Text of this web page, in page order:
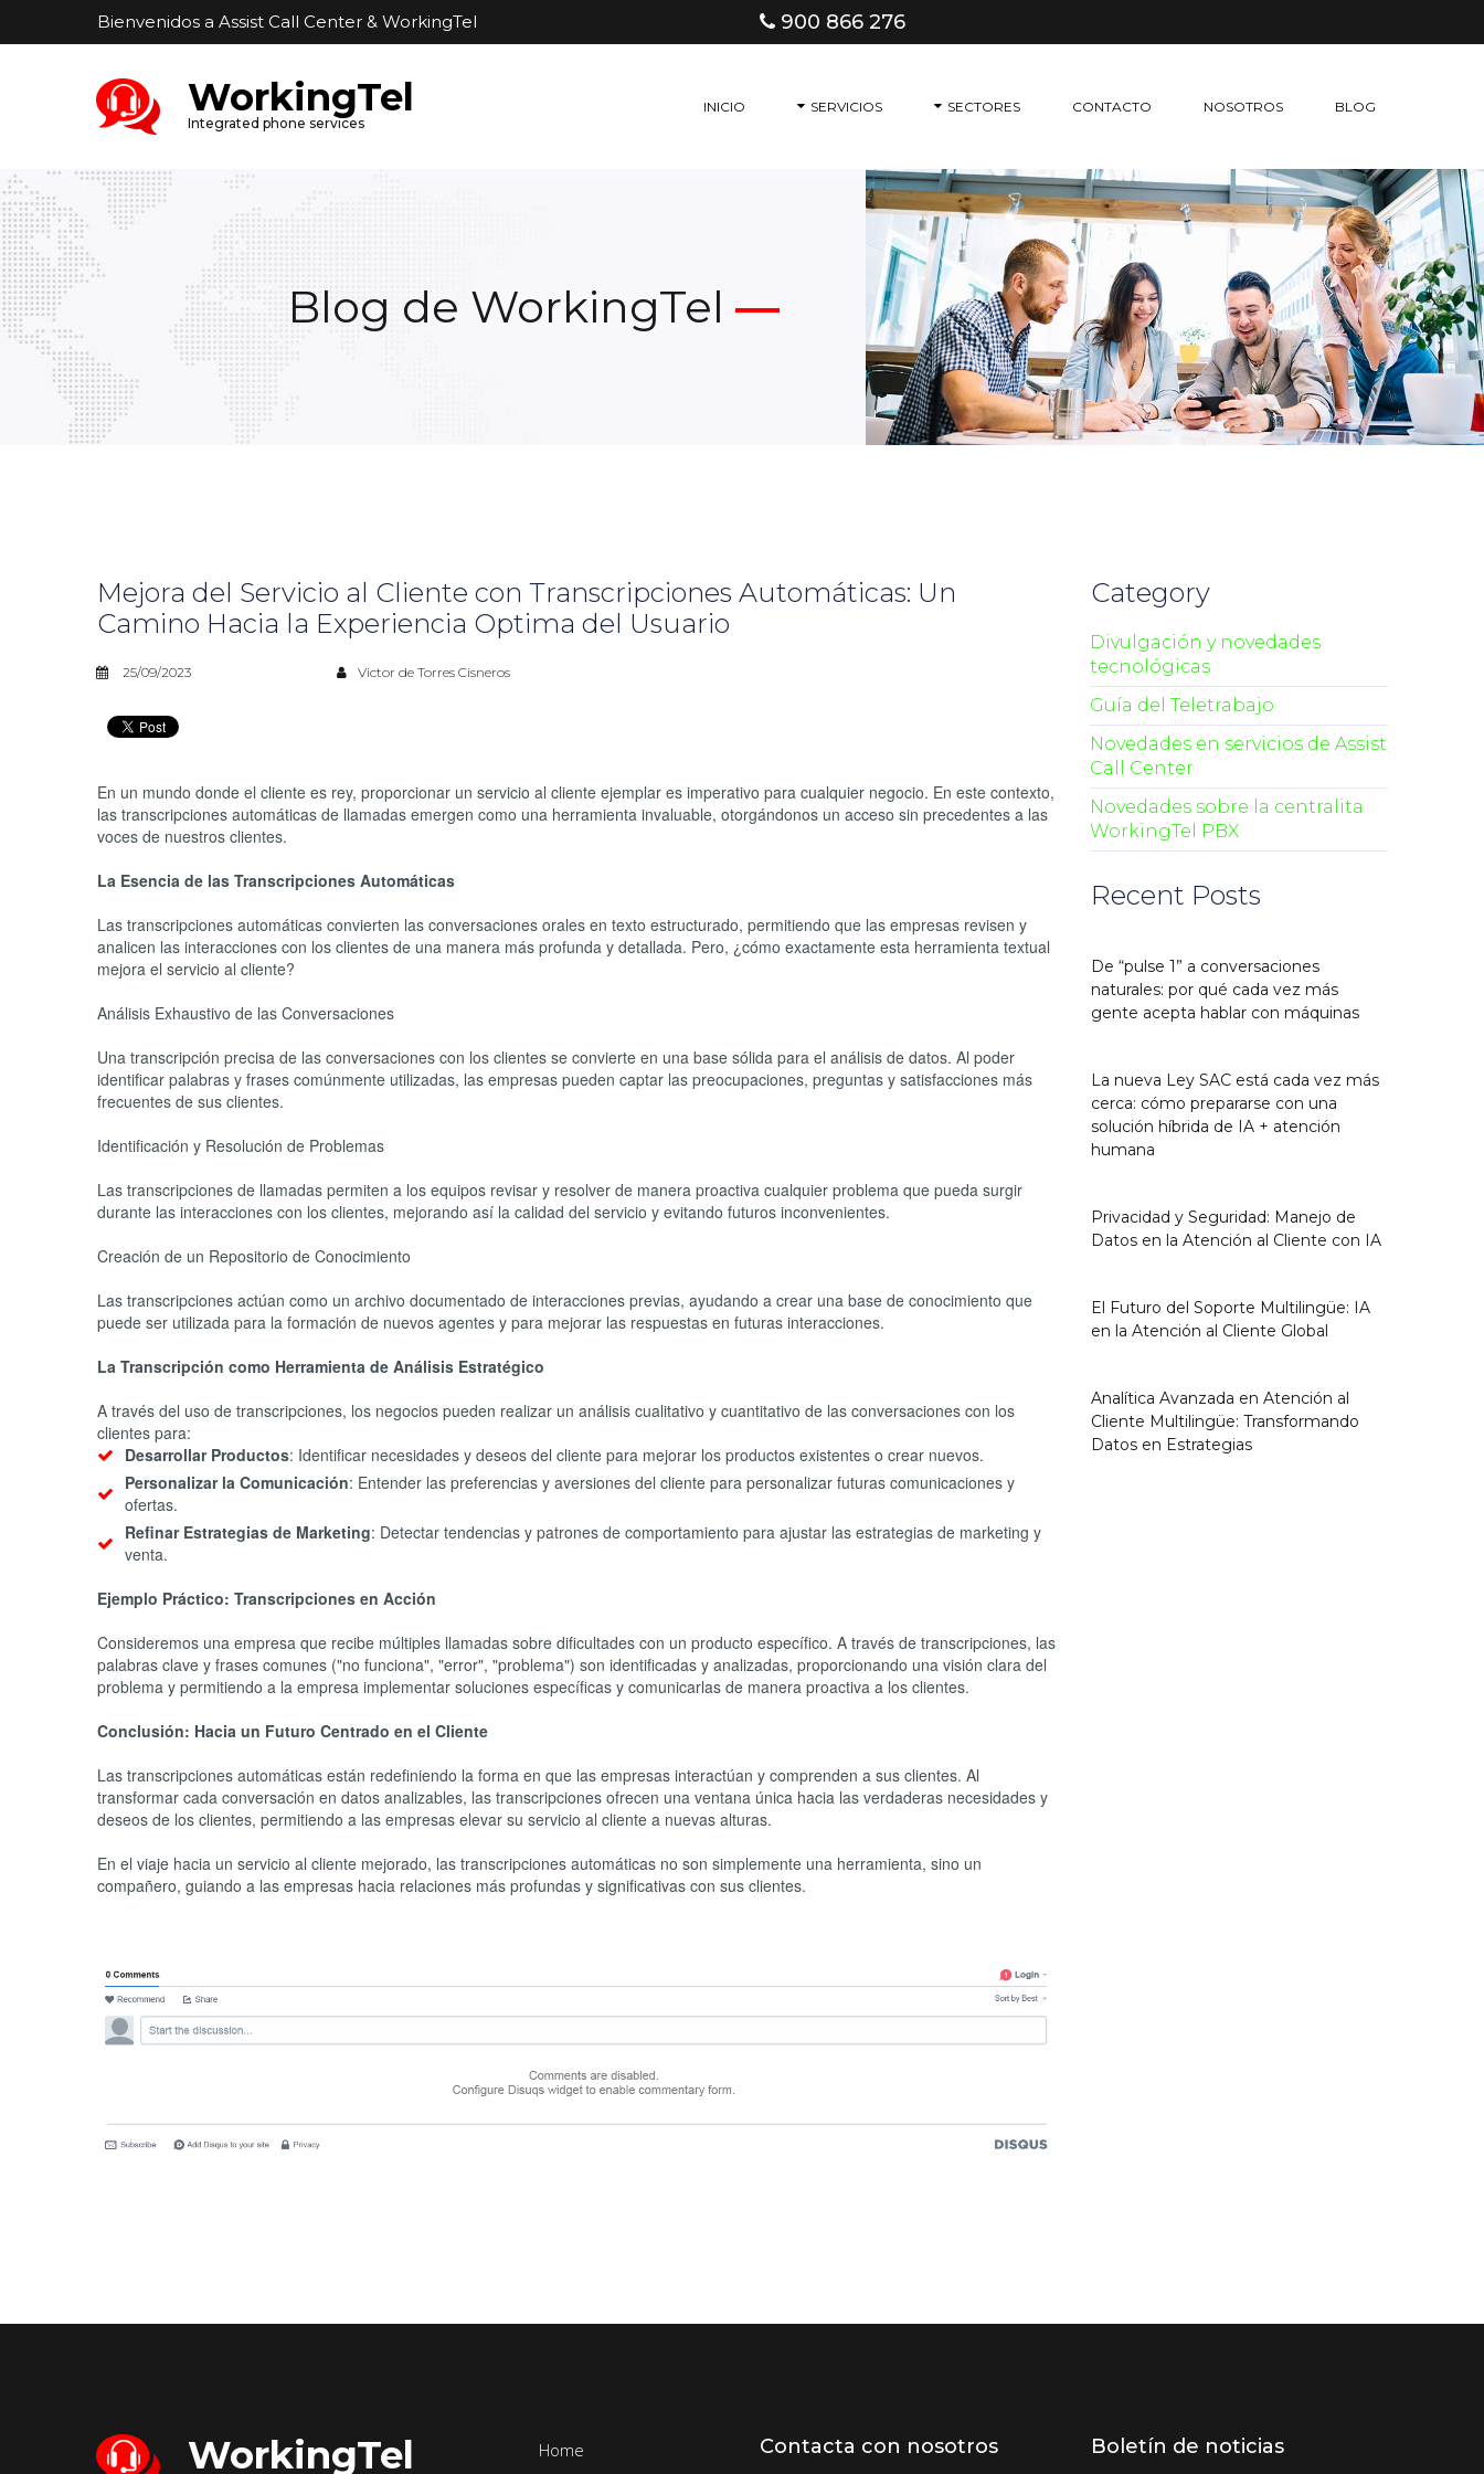
Bienvenidos a Assist Call Center & WorkingTel  900 866 276
WorkingTel
Integrated phone services
INICIO SERVICIOS SECTORES CONTACTO NOSOTROS BLOG
Blog de WorkingTel —
Mejora del Servicio al Cliente con Transcripciones Automáticas: Un
Camino Hacia la Experiencia Optima del Usuario
25/09/2023 Victor de Torres Cisneros
En un mundo donde el cliente es rey, proporcionar un servicio al cliente ejemplar es imperativo para cualquier negocio. En este contexto,
las transcripciones automáticas de llamadas emergen como una herramienta invaluable, otorgándonos un acceso sin precedentes a las
voces de nuestros clientes.
La Esencia de las Transcripciones Automáticas
Las transcripciones automáticas convierten las conversaciones orales en texto estructurado, permitiendo que las empresas revisen y
analicen las interacciones con los clientes de una manera más profunda y detallada. Pero, ¿cómo exactamente esta herramienta textual
mejora el servicio al cliente?
Análisis Exhaustivo de las Conversaciones
Una transcripción precisa de las conversaciones con los clientes se convierte en una base sólida para el análisis de datos. Al poder
identificar palabras y frases comúnmente utilizadas, las empresas pueden captar las preocupaciones, preguntas y satisfacciones más
frecuentes de sus clientes.
Identificación y Resolución de Problemas
Las transcripciones de llamadas permiten a los equipos revisar y resolver de manera proactiva cualquier problema que pueda surgir
durante las interacciones con los clientes, mejorando así la calidad del servicio y evitando futuros inconvenientes.
Creación de un Repositorio de Conocimiento
Las transcripciones actúan como un archivo documentado de interacciones previas, ayudando a crear una base de conocimiento que
puede ser utilizada para la formación de nuevos agentes y para mejorar las respuestas en futuras interacciones.
La Transcripción como Herramienta de Análisis Estratégico
A través del uso de transcripciones, los negocios pueden realizar un análisis cualitativo y cuantitativo de las conversaciones con los
clientes para:
Desarrollar Productos: Identificar necesidades y deseos del cliente para mejorar los productos existentes o crear nuevos.
Personalizar la Comunicación: Entender las preferencias y aversiones del cliente para personalizar futuras comunicaciones y
ofertas.
Refinar Estrategias de Marketing: Detectar tendencias y patrones de comportamiento para ajustar las estrategias de marketing y
venta.
Ejemplo Práctico: Transcripciones en Acción
Consideremos una empresa que recibe múltiples llamadas sobre dificultades con un producto específico. A través de transcripciones, las
palabras clave y frases comunes ("no funciona", "error", "problema") son identificadas y analizadas, proporcionando una visión clara del
problema y permitiendo a la empresa implementar soluciones específicas y comunicarlas de manera proactiva a los clientes.
Conclusión: Hacia un Futuro Centrado en el Cliente
Las transcripciones automáticas están redefiniendo la forma en que las empresas interactúan y comprenden a sus clientes. Al
transformar cada conversación en datos analizables, las transcripciones ofrecen una ventana única hacia las verdaderas necesidades y
deseos de los clientes, permitiendo a las empresas elevar su servicio al cliente a nuevas alturas.
En el viaje hacia un servicio al cliente mejorado, las transcripciones automáticas no son simplemente una herramienta, sino un
compañero, guiando a las empresas hacia relaciones más profundas y significativas con sus clientes.
Category
Divulgación y novedades
tecnológicas
Guía del Teletrabajo
Novedades en servicios de Assist
Call Center
Novedades sobre la centralita
WorkingTel PBX
Recent Posts
De “pulse 1” a conversaciones
naturales: por qué cada vez más
gente acepta hablar con máquinas
La nueva Ley SAC está cada vez más
cerca: cómo prepararse con una
solución híbrida de IA + atención
humana
Privacidad y Seguridad: Manejo de
Datos en la Atención al Cliente con IA
El Futuro del Soporte Multilingüe: IA
en la Atención al Cliente Global
Analítica Avanzada en Atención al
Cliente Multilingüe: Transformando
Datos en Estrategias
WorkingTel
Home
Contacta con nosotros Boletín de noticias